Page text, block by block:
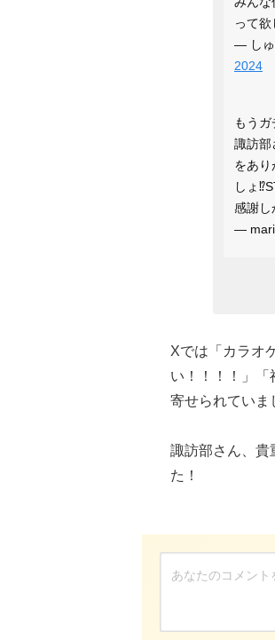
って
— しゅ
2024
もう
諏訪部
をあり
しょ
感謝し
—
Xでは「カラオ
い！！！！」
寄せられていま
諏訪部さん、貴
た！